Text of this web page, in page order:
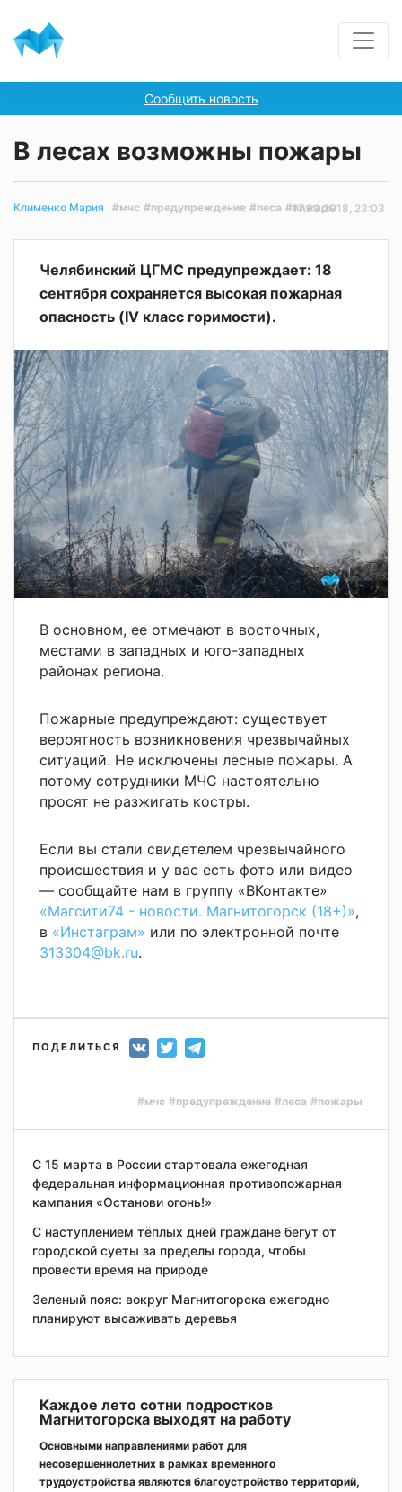
Сообщить новость
В лесах возможны пожары
Клименко Мария #мчс #предупреждение #леса #пожары
17.09.2018, 23:03
Челябинский ЦГМС предупреждает: 18
сентября сохраняется высокая пожарная
опасность (IV класс горимости).
В основном, ее отмечают в восточных,
местами в западных и юго-западных
районах региона.
Пожарные предупреждают: существует
вероятность возникновения чрезвычайных
ситуаций. Не исключены лесные пожары. А
потому сотрудники МЧС настоятельно
просят не разжигать костры.
Если вы стали свидетелем чрезвычайного
происшествия и у вас есть фото или видео
— сообщайте нам в группу «ВКонтакте»
«Магсити74 - новости. Магнитогорск (18+)»,
в «Инстаграм» или по электронной почте
313304@bk.ru.
ПОДЕЛИТЬСЯ
#мчс #предупреждение #леса #пожары
С 15 марта в России стартовала ежегодная
федеральная информационная противопожарная
кампания «Останови огонь!»
С наступлением тёплых дней граждане бегут от
городской суеты за пределы города, чтобы
провести время на природе
Зеленый пояс: вокруг Магнитогорска ежегодно
планируют высаживать деревья
Каждое лето сотни подростков
Магнитогорска выходят на работу
Основными направлениями работ для
несовершеннолетних в рамках временного
трудоустройства являются благоустройство территорий,